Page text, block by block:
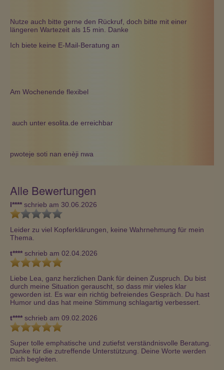
Nutze auch bitte gerne den Rückruf, doch bitte mit einer
längeren Wartezeit als 15 min. Danke
Ich biete keine E-Mail-Beratung an
Am Wochenende flexibel
auch unter esolita.de erreichbar
pwoteje soti nan enèji nwa
Alle Bewertungen
l**** schrieb am 30.06.2026
Leider zu viel Kopferklärungen, keine Wahrnehmung für mein
Thema.
t**** schrieb am 02.04.2026
Liebe Lea, ganz herzlichen Dank für deinen Zuspruch. Du bist
durch meine Situation gerauscht, so dass mir vieles klar
geworden ist. Es war ein richtig befreiendes Gespräch. Du hast
Humor und das hat meine Stimmung schlagartig verbessert.
t**** schrieb am 09.02.2026
Super tolle emphatische und zutiefst verständnisvolle Beratung.
Danke für die zutreffende Unterstützung. Deine Worte werden
mich begleiten.